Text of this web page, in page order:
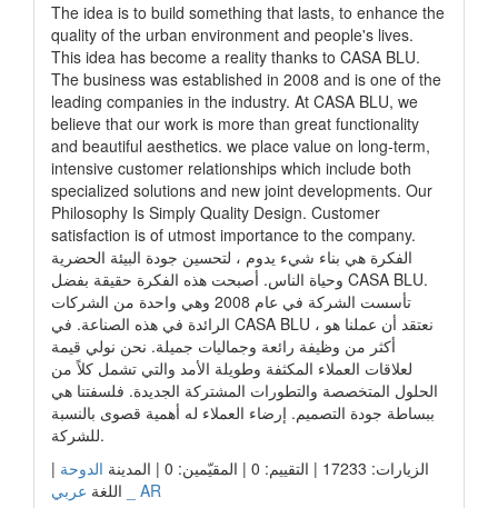
The idea is to build something that lasts, to enhance the
quality of the urban environment and people's lives.
This idea has become a reality thanks to CASA BLU.
The business was established in 2008 and is one of the
leading companies in the industry. At CASA BLU, we
believe that our work is more than great functionality
and beautiful aesthetics. we place value on long-term,
intensive customer relationships which include both
specialized solutions and new joint developments. Our
Philosophy Is Simply Quality Design. Customer
satisfaction is of utmost importance to the company.
الفكرة هي بناء شيء يدوم ، لتحسين جودة البيئة الحضرية
وحياة الناس. أصبحت هذه الفكرة حقيقة بفضل CASA BLU.
تأسست الشركة في عام 2008 وهي واحدة من الشركات
الرائدة في هذه الصناعة. في CASA BLU ، نعتقد أن عملنا هو
أكثر من وظيفة رائعة وجماليات جميلة. نحن نولي قيمة
لعلاقات العملاء المكثفة وطويلة الأمد والتي تشمل كلاً من
الحلول المتخصصة والتطورات المشتركة الجديدة. فلسفتنا هي
ببساطة جودة التصميم. إرضاء العملاء له أهمية قصوى بالنسبة
للشركة.
الزيارات: 17233 | التقييم: 0 | المقيّمين: 0 | المدينة
الدوحة |
اللغة عربي _ AR